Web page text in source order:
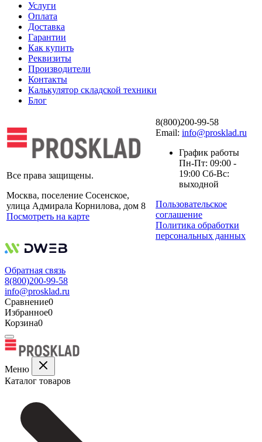
Услуги
Оплата
Доставка
Гарантии
Как купить
Реквизиты
Производители
Контакты
Калькулятор складской техники
Блог
Все права защищены.
Москва, поселение Сосенское,
улица Адмирала Корнилова, дом 8
Посмотреть на карте
8(800)200-99-58
Email: info@prosklad.ru
График работы
Пн-Пт: 09:00 -
19:00 Сб-Вс:
выходной
Пользовательское
соглашение
Политика обработки
персональных данных
Обратная связь
8(800)200-99-58
info@prosklad.ru
Сравнение0
Избранное0
Корзина0
Меню
Каталог товаров